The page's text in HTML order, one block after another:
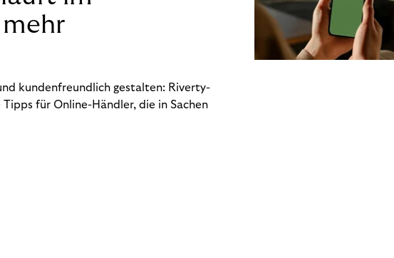
kundenfreundlich gestalten: Riverty-
für Online-Händler, die in Sachen